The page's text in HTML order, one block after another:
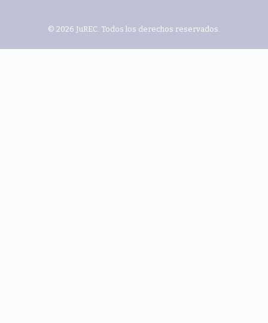
© 2026 JuREC. Todos los derechos reservados.